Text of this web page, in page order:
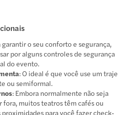
garantir o seu conforto e segurança,
por alguns controles de segurança
do evento.
: O ideal é que você use um traje
ou semiformal.
: Embora normalmente não seja
muitos teatros têm cafés ou
proximidades para você fazer check-